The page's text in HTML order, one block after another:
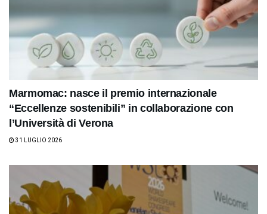
Marmomac: nasce il premio internazionale
“Eccellenze sostenibili” in collaborazione con
l’Università di Verona
31 LUGLIO 2026